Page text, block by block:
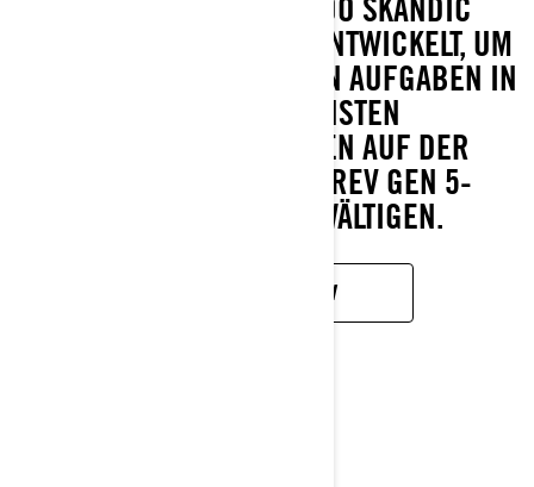
IST BEIM 2027 SKI-DOO SKANDIC
SELBSTVERSTÄNDLICH. ENTWICKELT, UM
DIE ANSPRUCHSVOLLSTEN AUFGABEN IN
DEN ABGELEGENSTEN
WINTERLANDSCHAFTEN AUF DER
FORTSCHRITTLICHEN REV GEN 5-
PLATTFORM ZU BEWÄLTIGEN.
MEHR ERFAHREN